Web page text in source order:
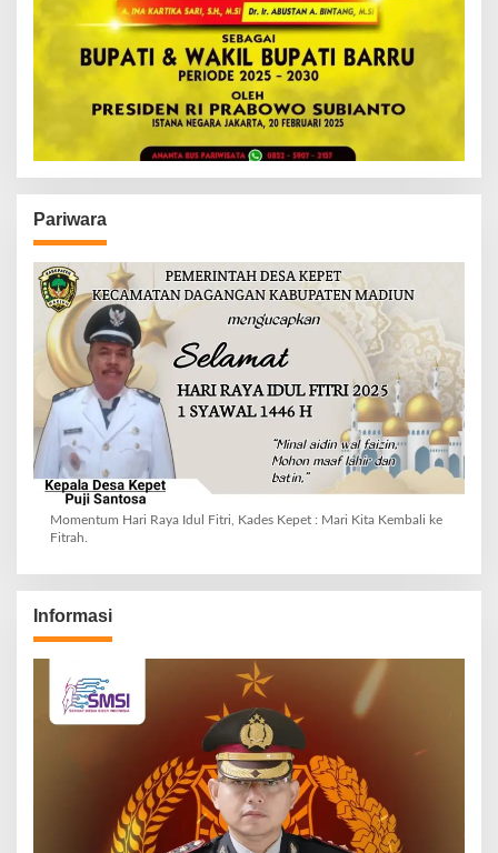
Pariwara
Momentum Hari Raya Idul Fitri, Kades Kepet : Mari Kita Kembali ke
Fitrah.
Informasi